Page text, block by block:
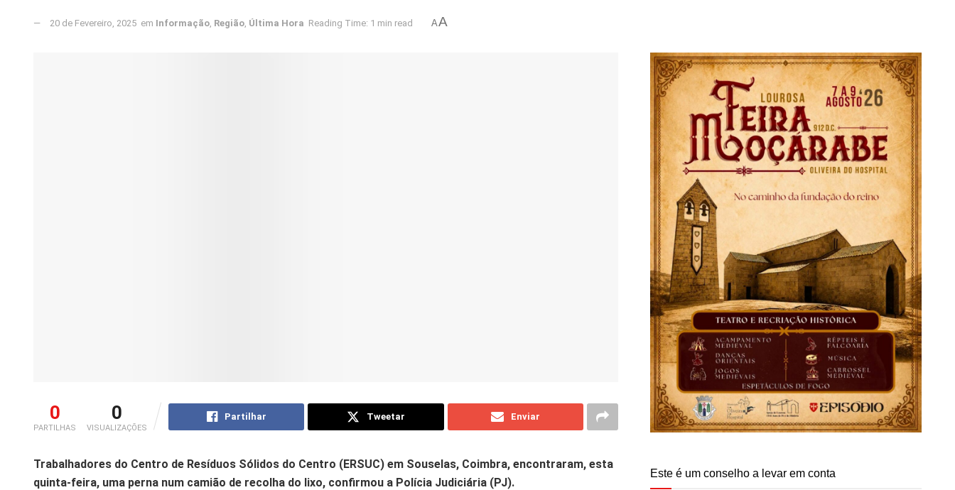
20 de Fevereiro, 2025 em Informação, Região, Última Hora Reading Time: 1 min read AA
0
PARTILHAS
0
VISUALIZAÇÕES
Partilhar Tweetar Enviar
Trabalhadores do Centro de Resíduos Sólidos do Centro (ERSUC) em Souselas, Coimbra, encontraram, esta
quinta-feira, uma perna num camião de recolha do lixo, confirmou a Polícia Judiciária (PJ).
Este é um conselho a levar em conta